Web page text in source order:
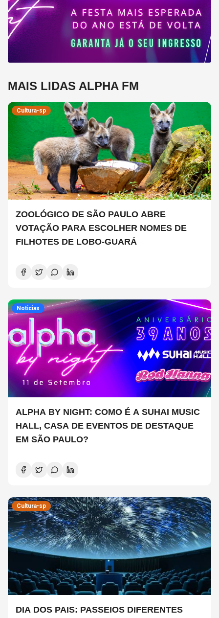
MAIS LIDAS ALPHA FM
Cultura-sp
ZOOLÓGICO DE SÃO PAULO ABRE
VOTAÇÃO PARA ESCOLHER NOMES DE
FILHOTES DE LOBO-GUARÁ
Noticias
ALPHA BY NIGHT: COMO É A SUHAI MUSIC
HALL, CASA DE EVENTOS DE DESTAQUE
EM SÃO PAULO?
Cultura-sp
DIA DOS PAIS: PASSEIOS DIFERENTES